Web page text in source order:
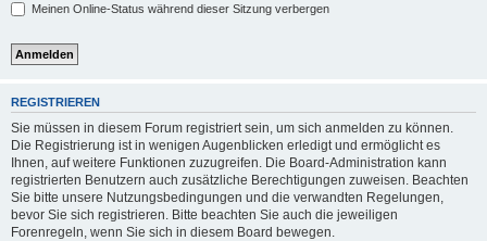
Meinen Online-Status während dieser Sitzung verbergen
REGISTRIEREN
Sie müssen in diesem Forum registriert sein, um sich anmelden zu können.
Die Registrierung ist in wenigen Augenblicken erledigt und ermöglicht es
Ihnen, auf weitere Funktionen zuzugreifen. Die Board-Administration kann
registrierten Benutzern auch zusätzliche Berechtigungen zuweisen. Beachten
Sie bitte unsere Nutzungsbedingungen und die verwandten Regelungen,
bevor Sie sich registrieren. Bitte beachten Sie auch die jeweiligen
Forenregeln, wenn Sie sich in diesem Board bewegen.